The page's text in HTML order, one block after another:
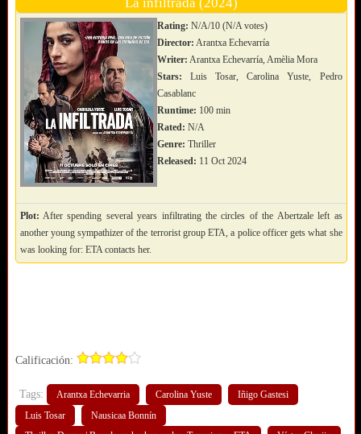
Rating: N/A/10 (N/A votes)
Director: Arantxa Echevarría
Writer: Arantxa Echevarría, Amèlia Mora
Stars: Luis Tosar, Carolina Yuste, Pedro
Casablanc
Runtime: 100 min
Rated: N/A
Genre: Thriller
Released: 11 Oct 2024
Plot: After spending several years infiltrating the circles of the Abertzale left as
another young sympathizer of the terrorist group ETA, a police officer gets what she
was looking for: ETA contacts her.
Calificación:
Tags: Arantxa Echevarria Carolina Yuste
Iñigo Gastesi
Luis Tosar
Nausicaa Bonnín